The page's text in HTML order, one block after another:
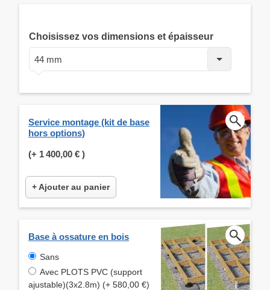
Choisissez vos dimensions et épaisseur
44 mm
Service montage (kit de base
hors options)
(+ 1 400,00 € )
+ Ajouter au panier
Base à ossature en bois
Sans
Avec PLOTS PVC (support
ajustable)(3x2.8m) (+ 580,00 €)